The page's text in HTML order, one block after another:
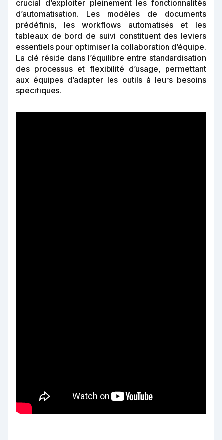
crucial d’exploiter pleinement les fonctionnalités
d’automatisation. Les modèles de documents
prédéfinis, les workflows automatisés et les
tableaux de bord de suivi constituent des leviers
essentiels pour optimiser la collaboration d’équipe.
La clé réside dans l’équilibre entre standardisation
des processus et flexibilité d’usage, permettant
aux équipes d’adapter les outils à leurs besoins
spécifiques.